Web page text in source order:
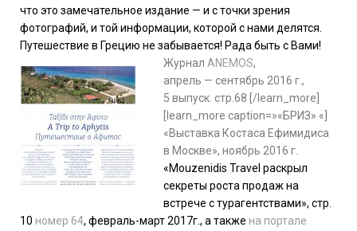
что это замечательное издание — и с точки зрения
фотографий, и той информации, которой с нами делятся.
Путешествие в Грецию не забывается! Рада быть с Вами!
Журнал ANEMOS,
апрель — сентябрь 2016 г.,
5 выпуск. стр.68 [/learn_more]
[learn_more caption=»«БРИЗ» «]
«Выставка Костаса Ефимидиса
в Москве», ноябрь 2016 г.
«Mouzenidis Travel раскрыл
секреты роста продаж на
встрече с турагентствами», стр.
10 номер 64, февраль-март 2017г., а также на портале